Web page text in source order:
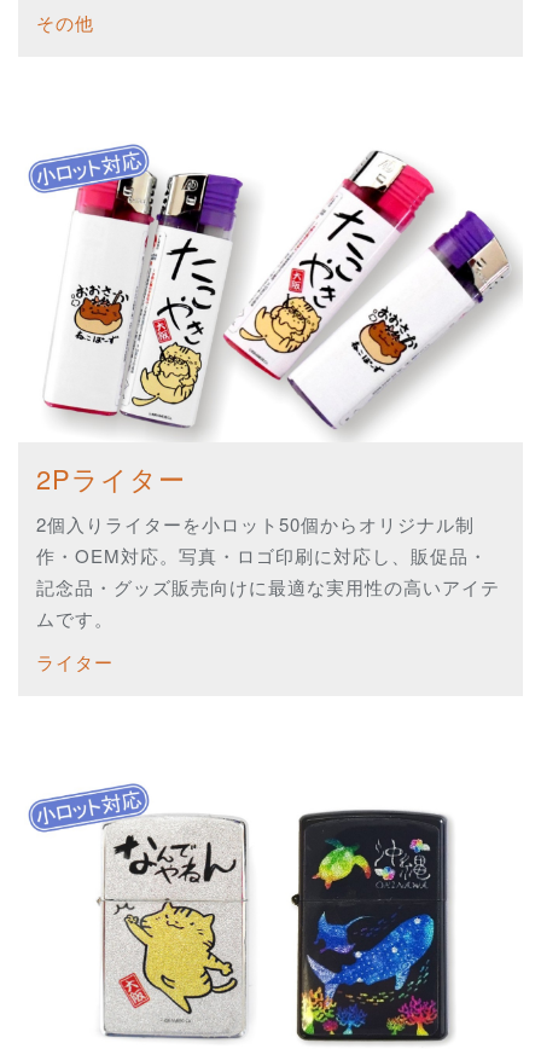
その他
2Pライター
2個入りライターを小ロット50個からオリジナル制
作・OEM対応。写真・ロゴ印刷に対応し、販促品・
記念品・グッズ販売向けに最適な実用性の高いアイテ
ムです。
ライター